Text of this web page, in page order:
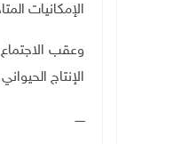
الإمكانيات
وعقب
الإنتاج
ـــــ